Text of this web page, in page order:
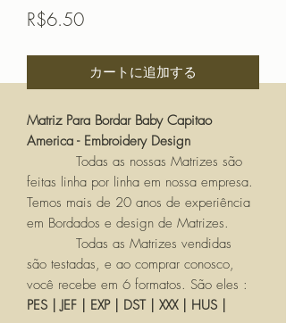
R$6.50価
カートに追加する
Matriz Para Bordar Baby Capitao
America - Embroidery Design
Todas as nossas Matrizes são
feitas linha por linha em nossa empresa.
Temos mais de 20 anos de experiência
em Bordados e design de Matrizes.
Todas as Matrizes vendidas
são testadas, e ao comprar conosco,
você recebe em 6 formatos. São eles :
PES | JEF | EXP | DST | XXX | HUS |